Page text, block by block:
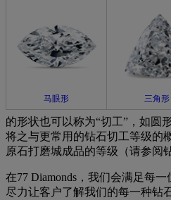
马眼形 三角形
的形状也可以称为“切工”，如圆
将之与更常用的钻石切工等级的
原石打磨城成品的等级（请参阅
在77 Diamonds，我们会满足每
尽力让客户了解我们的每一种钻